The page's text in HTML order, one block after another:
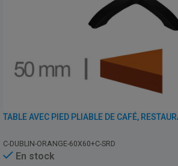
C-DUBLIN-ORANGE-60X60+C-SRD
En stock